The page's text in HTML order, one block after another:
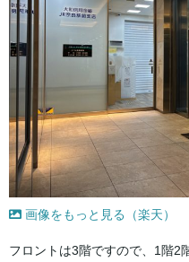
画像をもっと見る（楽天）
フロントは3階ですので、1階2